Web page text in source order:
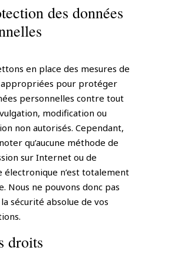
des données
en place des mesures de
pour protéger
personnelles contre tout
modification ou
non autorisés. Cependant,
qu’aucune méthode de
sur Internet ou de
électronique n’est totalement
Nous ne pouvons donc pas
sécurité absolue de vos
droits